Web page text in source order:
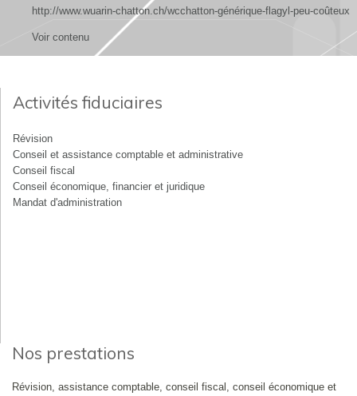
http://www.wuarin-chatton.ch/wcchatton-générique-flagyl-peu-coûteux
Voir contenu
Activités fiduciaires
Révision
Conseil et assistance comptable et administrative
Conseil fiscal
Conseil économique, financier et juridique
Mandat d'administration
Nos prestations
Révision, assistance comptable, conseil fiscal, conseil économique et